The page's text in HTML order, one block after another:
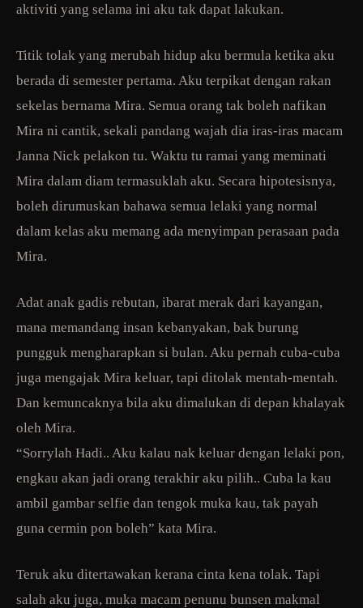
aktiviti yang selama ini aku tak dapat lakukan.
Titik tolak yang merubah hidup aku bermula ketika aku
berada di semester pertama. Aku terpikat dengan rakan
sekelas bernama Mira. Semua orang tak boleh nafikan
Mira ni cantik, sekali pandang wajah dia iras-iras macam
Janna Nick pelakon tu. Waktu tu ramai yang meminati
Mira dalam diam termasuklah aku. Secara hipotesisnya,
boleh dirumuskan bahawa semua lelaki yang normal
dalam kelas aku memang ada menyimpan perasaan pada
Mira.
Adat anak gadis rebutan, ibarat merak dari kayangan,
mana memandang insan kebanyakan, bak burung
pungguk mengharapkan si bulan. Aku pernah cuba-cuba
juga mengajak Mira keluar, tapi ditolak mentah-mentah.
Dan kemuncaknya bila aku dimalukan di depan khalayak
oleh Mira.
“Sorrylah Hadi.. Aku kalau nak keluar dengan lelaki pon,
engkau akan jadi orang terakhir aku pilih.. Cuba la kau
ambil gambar selfie dan tengok muka kau, tak payah
guna cermin pon boleh” kata Mira.
Teruk aku ditertawakan kerana cinta kena tolak. Tapi
salah aku juga, muka macam penunu bunsen makmal